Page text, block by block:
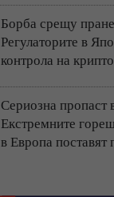
Борба срещу
Регулаторите в
контрола на
Сериозна пропаст
Екстремните
в Европа поставят